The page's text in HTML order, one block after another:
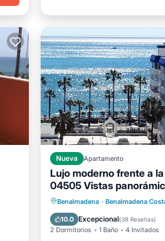
Nueva Apartamento
Lujo moderno frente a
04505 Vistas
Reino Unido
Benalmadena · Benalmadena
10.0 Excepcional(38 Reseñas)
2 Dormitorios 1 Baño 4 Invitados
Frente al mar
Piscina
Vista al